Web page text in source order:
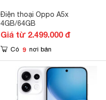
Điện thoại Oppo A5x
4GB/64GB
Giá từ 2.499.000 đ
Có 9 nơi bán